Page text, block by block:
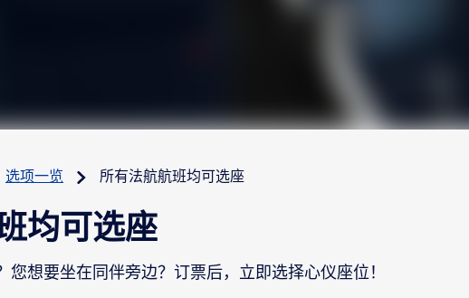
选项一览 所有法航航班均可选座
均可选座
您想要坐在同伴旁边？订票后，立即选择心仪座位！